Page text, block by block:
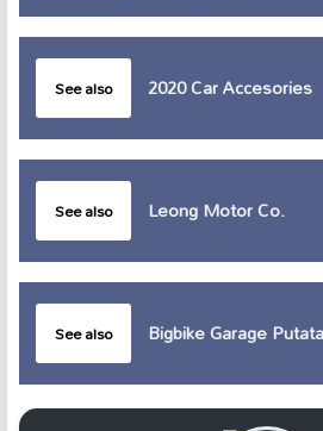
See also 2020 Car Accesories
See also Leong Motor Co.
See also Bigbike Garage